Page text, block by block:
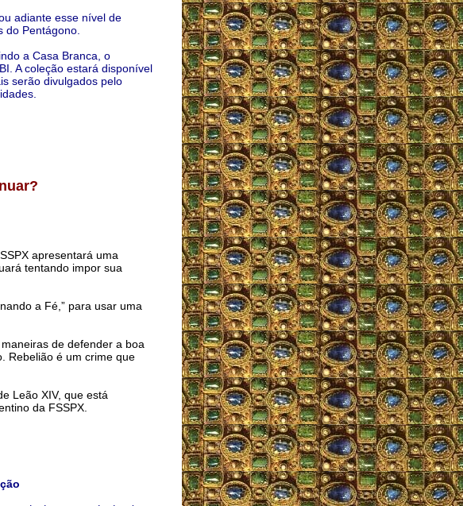
adiante esse nível de
do Pentágono.
a Casa Branca, o
A coleção estará disponível
serão divulgados pelo
apresentará uma
tentando impor sua
a Fé,” para usar uma
de defender a boa
Rebelião é um crime que
Leão XIV, que está
da FSSPX.